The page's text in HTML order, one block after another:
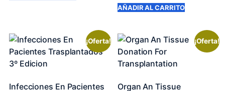
AÑADIR AL CARRITO
¡Oferta!
Infecciones En Pacientes
¡Oferta!
Organ An Tissue